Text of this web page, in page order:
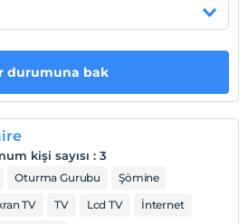
ücretsizdir.
kadar 1 çocuk ücretsizdir
durumuna bak
kişi sayısı : 3
Oturma Gurubu
Şömine
TV
TV Lcd TV
İnternet